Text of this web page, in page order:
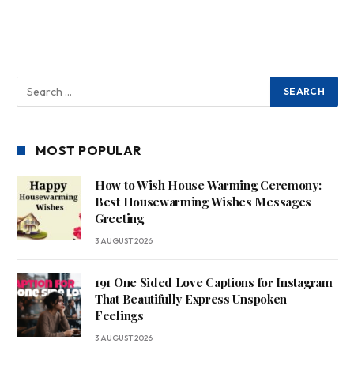
MOST POPULAR
How to Wish House Warming Ceremony:
Best Housewarming Wishes Messages
Greeting
3 AUGUST 2026
191 One Sided Love Captions for Instagram
That Beautifully Express Unspoken
Feelings
3 AUGUST 2026